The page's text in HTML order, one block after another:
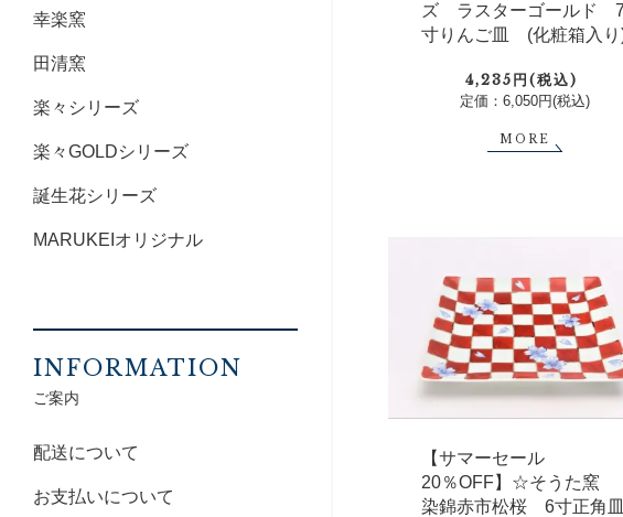
ズ ラスターゴールド 7
寸りんご皿 (化粧箱入り
4,235円(税込)
定価：6,050円(税込)
MORE
【サマーセール
20％OFF】☆そうた窯
染錦赤市松桜 6寸正角皿
幸楽窯
田清窯
楽々シリーズ
楽々GOLDシリーズ
誕生花シリーズ
MARUKEIオリジナル
INFORMATION
ご案内
配送について
お支払いについて